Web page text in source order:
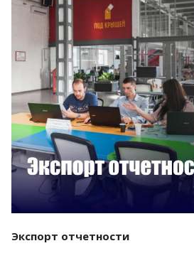
Смотреть проект
Экспорт отчетности